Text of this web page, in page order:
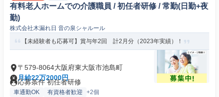
有料老人ホームでの介護職員 / 初任者研修 / 常勤(日勤+夜
勤)
株式会社木漏れ日 音の泉シャルール
【未経験者も応募可】賞与年2回 計2月分（2023年実績）！
〒579-8064大阪府東大阪市池島町
月給22万2000円
応募条件 初任者研修
車通勤OK 有資格者歓迎 +2個